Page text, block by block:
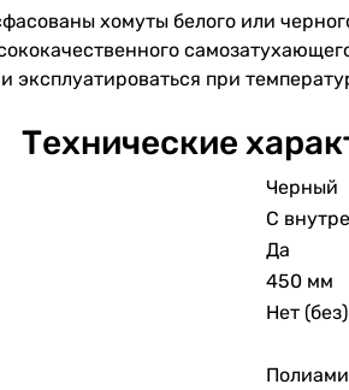
хомуты белого или
при
Технические
Черный
С
Да
450 мм
Нет (без)